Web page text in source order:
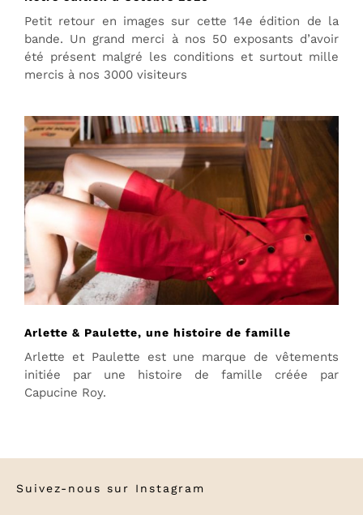
Petit retour en images sur cette 14e édition de la
bande. Un grand merci à nos 50 exposants d’avoir
été présent malgré les conditions et surtout mille
mercis à nos 3000 visiteurs
Arlette & Paulette, une histoire de famille
Arlette et Paulette est une marque de vêtements
initiée par une histoire de famille créée par
Capucine Roy.
Suivez-nous sur Instagram